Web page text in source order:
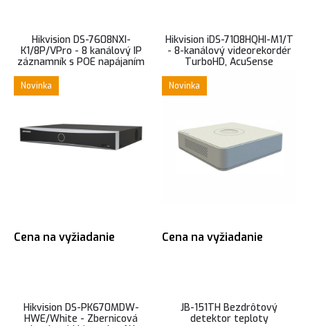
Hikvision DS-7608NXI-
K1/8P/VPro - 8 kanálový IP
záznamník s POE napájaním
pre 8 kamier, AcuSeek
Novinka
Cena na vyžiadanie
Hikvision iDS-7108HQHI-M1/T
- 8-kanálový videorekordér
TurboHD, AcuSense
Novinka
Cena na vyžiadanie
Hikvision DS-PK670MDW-
HWE/White - Zbernicová
JB-151TH Bezdrôtový
detektor teploty